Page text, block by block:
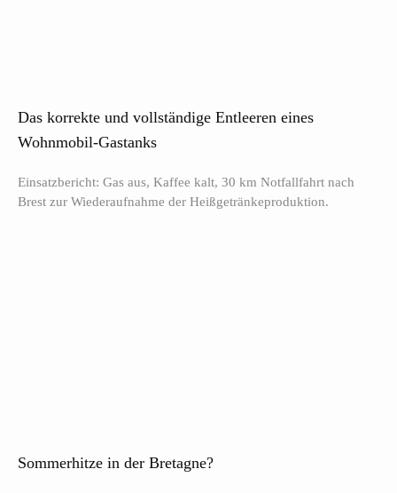
Das korrekte und vollständige Entleeren eines
Wohnmobil-Gastanks
Einsatzbericht: Gas aus, Kaffee kalt, 30 km Notfallfahrt nach
Brest zur Wiederaufnahme der Heißgetränkeproduktion.
Sommerhitze in der Bretagne?